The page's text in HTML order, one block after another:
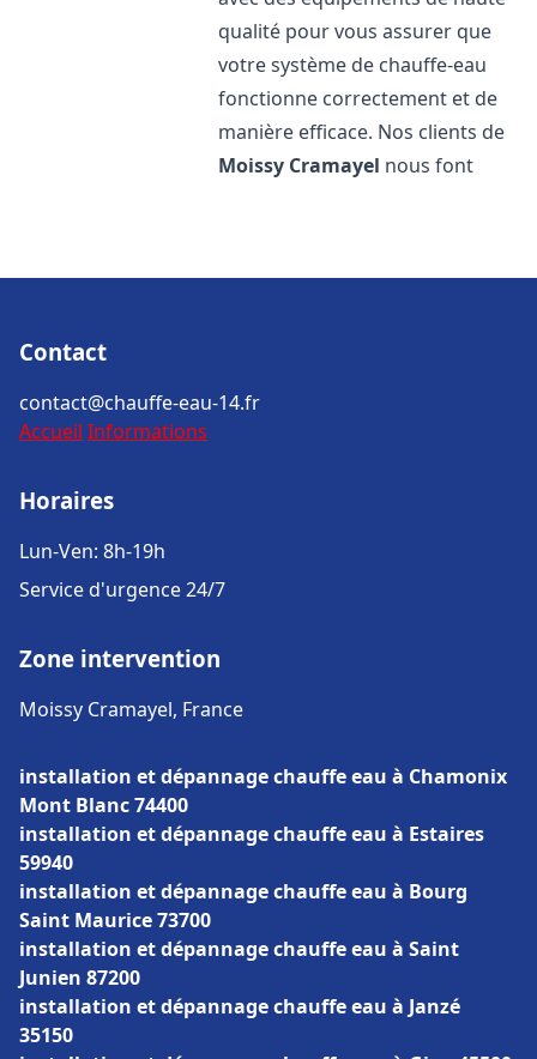
qualité pour vous assurer que
votre système de chauffe-eau
fonctionne correctement et de
manière efficace. Nos clients de
Moissy Cramayel nous font
Contact
contact@chauffe-eau-14.fr
Accueil Informations
Horaires
Lun-Ven: 8h-19h
Service d'urgence 24/7
Zone intervention
Moissy Cramayel, France
installation et dépannage chauffe eau à Chamonix
Mont Blanc 74400
installation et dépannage chauffe eau à Estaires
59940
installation et dépannage chauffe eau à Bourg
Saint Maurice 73700
installation et dépannage chauffe eau à Saint
Junien 87200
installation et dépannage chauffe eau à Janzé
35150